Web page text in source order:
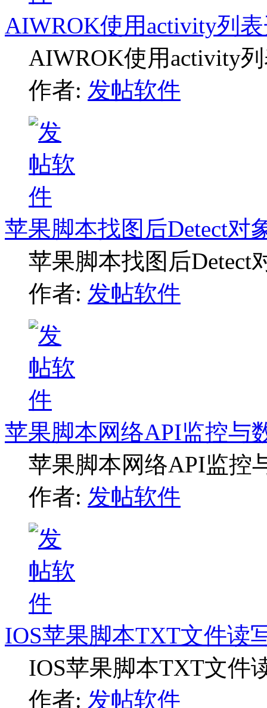
AIWROK使用activity列
AIWROK使用activity
作者: 发帖软件
苹果脚本找图后Detect对
苹果脚本找图后Detect
作者: 发帖软件
苹果脚本网络API监控与
苹果脚本网络API监控
作者: 发帖软件
IOS苹果脚本TXT文件读
IOS苹果脚本TXT文件
作者: 发帖软件